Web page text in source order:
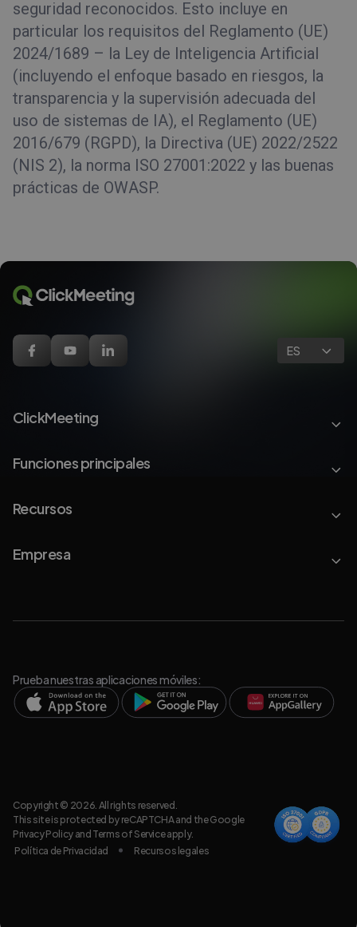
seguridad reconocidos. Esto incluye en
particular los requisitos del Reglamento (UE)
2024/1689 – la Ley de Inteligencia Artificial
(incluyendo el enfoque basado en riesgos, la
transparencia y la supervisión adecuada del
uso de sistemas de IA), el Reglamento (UE)
2016/679 (RGPD), la Directiva (UE) 2022/2522
(NIS 2), la norma ISO 27001:2022 y las buenas
prácticas de OWASP.
ES
ClickMeeting
Funciones principales
Recursos
Empresa
Prueba nuestras aplicaciones móviles:
Copyright © 2026. All rights reserved.
This site is protected by reCAPTCHA and the Google
Privacy Policyand Terms of Serviceapply.
Política de Privacidad
Recursos legales